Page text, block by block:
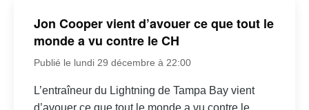
Jon Cooper vient d’avouer ce que tout le
monde a vu contre le CH
Publié le lundi 29 décembre à 22:00
L’entraîneur du Lightning de Tampa Bay vient
d’avouer ce que tout le monde a vu contre le